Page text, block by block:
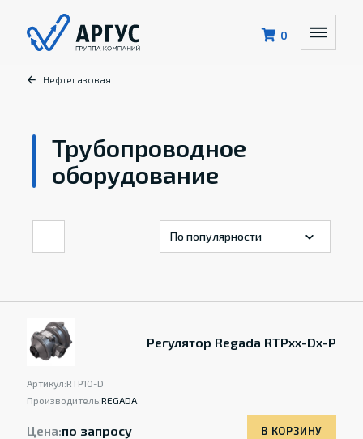
0
Нефтегазовая
Трубопроводное
оборудование
Регулятор Regada RTPxx-Dx-P
Артикул:RTP10-D
Производитель:REGADA
Цена:по запросу В КОРЗИНУ